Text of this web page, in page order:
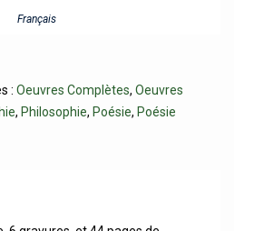
Français
: Oeuvres Complètes, Oeuvres
, Philosophie, Poésie, Poésie